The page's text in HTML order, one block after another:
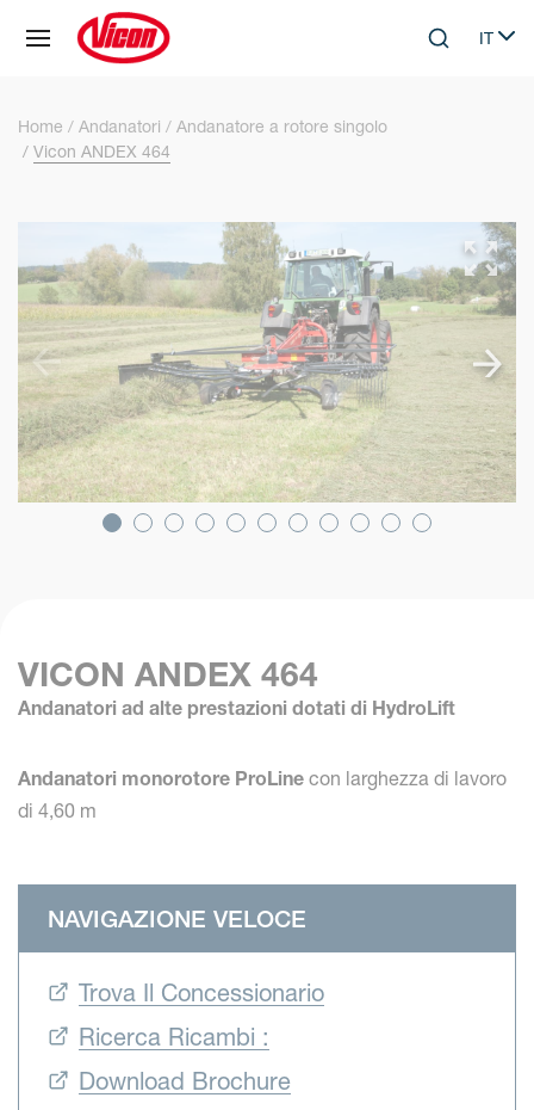
Skip to main contentSearchIT
Select
Home Andanatori
Andanatore a rotore singolo
Vicon ANDEX 464
VICON ANDEX 464
Andanatori ad alte prestazioni dotati di HydroLift
Andanatori monorotore ProLine con larghezza di lavoro
di 4,60 m
NAVIGAZIONE VELOCE
Trova Il Concessionario
Ricerca Ricambi :
Download Brochure
Pannello di gestione dei cookies